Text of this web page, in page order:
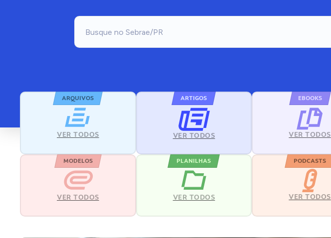
ARQUIVOS
VER TODOS
ARTIGOS
VER TODOS
EBOOKS
VER TODOS
MODELOS
VER TODOS
PLANILHAS
VER TODOS
PODCASTS
VER TODOS